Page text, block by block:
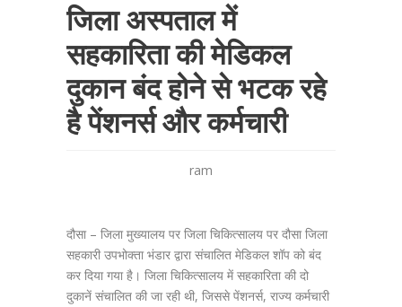
जिला अस्पताल में
सहकारिता की मेडिकल
दुकान बंद होने से भटक रहे
है पेंशनर्स और कर्मचारी
ram
दौसा – जिला मुख्यालय पर जिला चिकित्सालय पर दौसा जिला
सहकारी उपभोक्ता भंडार द्वारा संचालित मेडिकल शॉप को बंद
कर दिया गया है। जिला चिकित्सालय में सहकारिता की दो
दुकानें संचालित की जा रही थी, जिससे पेंशनर्स, राज्य कर्मचारी